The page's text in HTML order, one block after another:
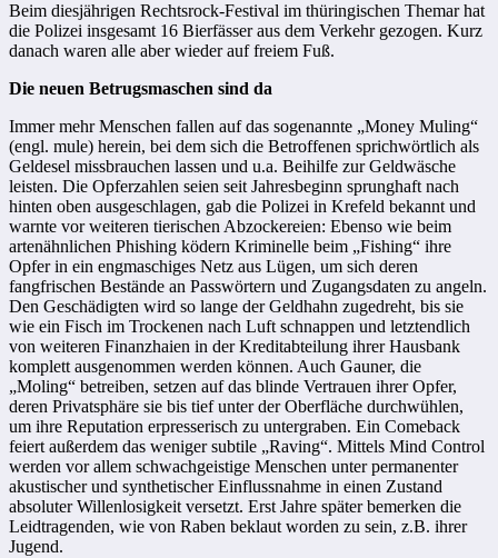
Beim diesjährigen Rechtsrock-Festival im thüringischen Themar hat
die Polizei insgesamt 16 Bierfässer aus dem Verkehr gezogen. Kurz
danach waren alle aber wieder auf freiem Fuß.
Die neuen Betrugsmaschen sind da
Immer mehr Menschen fallen auf das sogenannte „Money Muling“
(engl. mule) herein, bei dem sich die Betroffenen sprichwörtlich als
Geldesel missbrauchen lassen und u.a. Beihilfe zur Geldwäsche
leisten. Die Opferzahlen seien seit Jahresbeginn sprunghaft nach
hinten oben ausgeschlagen, gab die Polizei in Krefeld bekannt und
warnte vor weiteren tierischen Abzockereien: Ebenso wie beim
artenähnlichen Phishing ködern Kriminelle beim „Fishing“ ihre
Opfer in ein engmaschiges Netz aus Lügen, um sich deren
fangfrischen Bestände an Passwörtern und Zugangsdaten zu angeln.
Den Geschädigten wird so lange der Geldhahn zugedreht, bis sie
wie ein Fisch im Trockenen nach Luft schnappen und letztendlich
von weiteren Finanzhaien in der Kreditabteilung ihrer Hausbank
komplett ausgenommen werden können. Auch Gauner, die
„Moling“ betreiben, setzen auf das blinde Vertrauen ihrer Opfer,
deren Privatsphäre sie bis tief unter der Oberfläche durchwühlen,
um ihre Reputation erpresserisch zu untergraben. Ein Comeback
feiert außerdem das weniger subtile „Raving“. Mittels Mind Control
werden vor allem schwachgeistige Menschen unter permanenter
akustischer und synthetischer Einflussnahme in einen Zustand
absoluter Willenlosigkeit versetzt. Erst Jahre später bemerken die
Leidtragenden, wie von Raben beklaut worden zu sein, z.B. ihrer
Jugend.